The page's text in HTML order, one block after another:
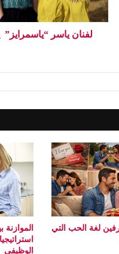
لفنان ياسر “ياسمرايز”
لغة الحب التي
الموازنة
الوظيفي